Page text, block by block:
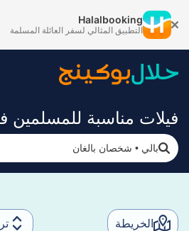
Halalbooking
التطبيق المثالي لسفر العائلة المسلمة
فيلات مناسبة للمسلمين
بالي • شخصان بالغان
الخريطة